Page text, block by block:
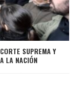
SUPREMA Y
LA NACIÓN